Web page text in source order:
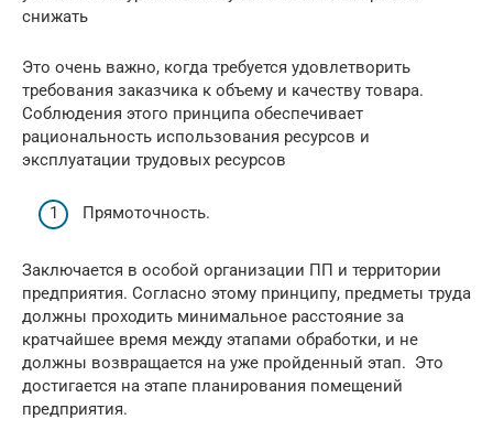
снижать
Это очень важно, когда требуется удовлетворить
требования заказчика к объему и качеству товара.
Соблюдения этого принципа обеспечивает
рациональность использования ресурсов и
эксплуатации трудовых ресурсов
Прямоточность.
Заключается в особой организации ПП и территории
предприятия. Согласно этому принципу, предметы труда
должны проходить минимальное расстояние за
кратчайшее время между этапами обработки, и не
должны возвращается на уже пройденный этап. Это
достигается на этапе планирования помещений
предприятия.